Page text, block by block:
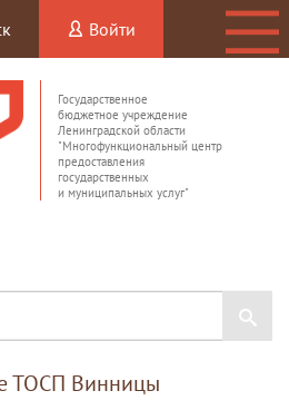
Войти
Государственное
бюджетное учреждение
Ленинградской области
"Многофункциональный центр
предоставления
государственных
и муниципальных услуг"
ТОСП Винницы